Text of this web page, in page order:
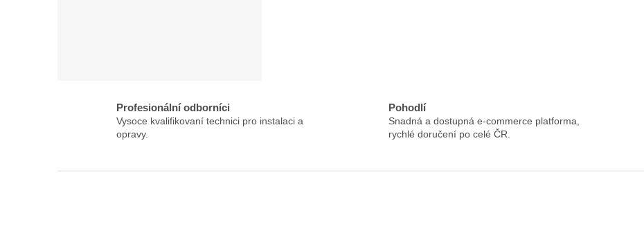
Profesionální odborníci
Vysoce kvalifikovaní technici pro instalaci a
opravy.
Pohodlí
Snadná a dostupná e-commerce platforma,
rychlé doručení po celé ČR.